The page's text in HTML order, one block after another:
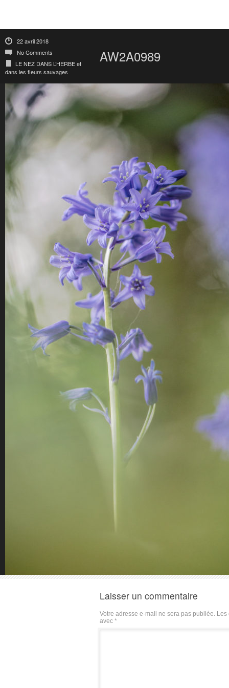
22 avril 2018
No Comments
LE NEZ DANS L’HERBE et
dans les fleurs sauvages
AW2A0989
Laisser un commentaire
Votre adresse e-mail ne sera pas publiée. Les
avec *